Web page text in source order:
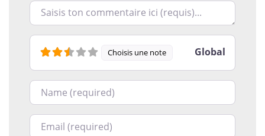
Racontez-nous ce que vous avez le plus et le
Choisis une note Global
Nom
Courriel